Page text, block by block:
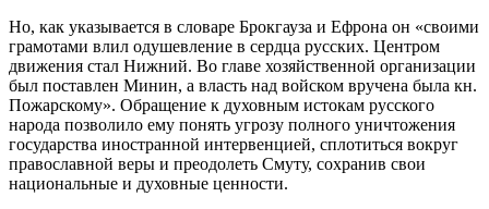
Но, как указывается в словаре Брокгауза и Ефрона он «своими
грамотами влил одушевление в сердца русских. Центром
движения стал Нижний. Во главе хозяйственной организации
был поставлен Минин, а власть над войском вручена была кн.
Пожарскому». Обращение к духовным истокам русского
народа позволило ему понять угрозу полного уничтожения
государства иностранной интервенцией, сплотиться вокруг
православной веры и преодолеть Смуту, сохранив свои
национальные и духовные ценности.